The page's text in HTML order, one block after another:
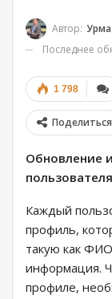
Автор:
Последнее
1 798
Поделиться
Обновление
пользователя
Каждый
профиль,
такую как
информация.
профиле,